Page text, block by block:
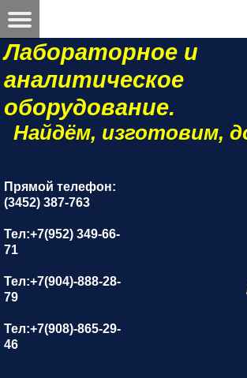
Лабораторное и
аналитическое
оборудование.
Найдём, изготовим,
Прямой телефон:
(3452) 387-763
Тел:+7(952) 349-66-
71
Тел:+7(904)-888-28-
79
Тел:+7(908)-865-29-
46